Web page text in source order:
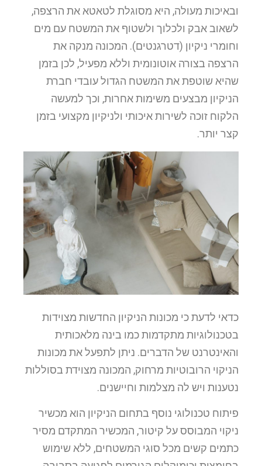
ובאיכות מעולה, היא מסוגלת לטאטא את הרצפה,
לשאוב אבק ולכלוך ולשטוף את המשטח עם מים
וחומרי ניקיון (דטרגנטים). המכונה מנקה את
הרצפה בצורה אוטונומית וללא מפעיל, לכן בזמן
שהיא שוטפת את המשטח הגדול עובדי חברת
הניקיון מבצעים משימות אחרות, וכך למעשה
הלקוח זוכה לשירות איכותי ולניקיון מקצועי בזמן
קצר יותר.
כדאי לדעת כי מכונות הניקיון החדשות מצוידות
בטכנולוגיות מתקדמות כמו בינה מלאכותית
והאינטרנט של הדברים. ניתן לתפעל את מכונות
הניקוי הרובוטיות מרחוק, המכונה מצוידת בסוללות
נטענות ויש לה מצלמות וחיישנים.
פיתוח טכנולוגי נוסף בתחום הניקיון הוא מכשיר
ניקוי המבוסס על קיטור, המכשיר המתקדם מסיר
כתמים קשים מכל סוגי המשטחים, ללא שימוש